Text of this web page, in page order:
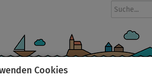
Cookies